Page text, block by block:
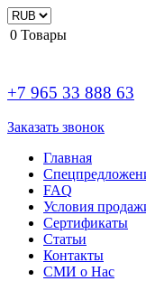
0 Товары
+7 965 33 888 63
Заказать звонок
Главная
FAQ
Условия
Сертификаты
Статьи
Контакты
СМИ о Нас